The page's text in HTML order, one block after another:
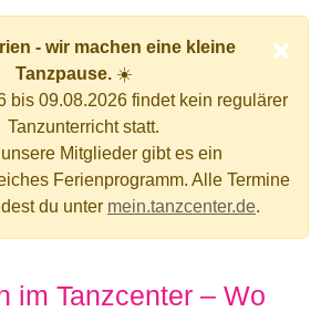
- wir machen eine kleine
Tanzpause. ☀️
bis 09.08.2026 findet kein regulärer
Tanzunterricht statt.
Mitglieder gibt es ein
Ferienprogramm. Alle Termine
du unter mein.tanzcenter.de.
im Tanzcenter – Wo